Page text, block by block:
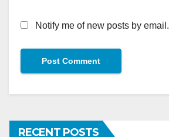
Notify me of new posts by email.
RECENT POSTS